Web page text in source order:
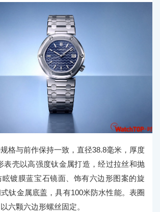
格与前作保持一致，直径38.8毫米，厚度
表壳以高强度钛金属打造，经过拉丝和抛
镀膜蓝宝石镜面、饰有六边形图案的旋
钛金属底盖，具有100米防水性能。表圈
六颗六边形螺丝固定。